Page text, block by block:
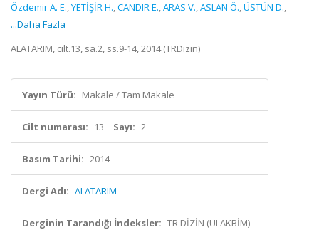
Özdemir A. E.,YETİŞİR H.,CANDIR E.,ARAS V.,ASLAN Ö.,ÜSTÜN D.,
...Daha Fazla
ALATARIM, cilt.13, sa.2, ss.9-14, 2014 (TRDizin)
Yayın Türü: Makale / Tam Makale
Cilt numarası: 13 Sayı: 2
Basım Tarihi: 2014
Dergi Adı: ALATARIM
Derginin Tarandığı İndeksler: TR DİZİN (ULAKBİM)